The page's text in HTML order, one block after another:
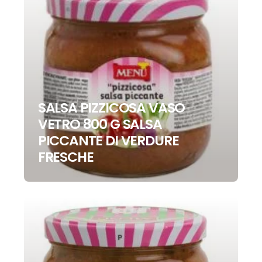
SALSA PIZZICOSA VASO
VETRO 800 G SALSA
PICCANTE DI VERDURE
FRESCHE